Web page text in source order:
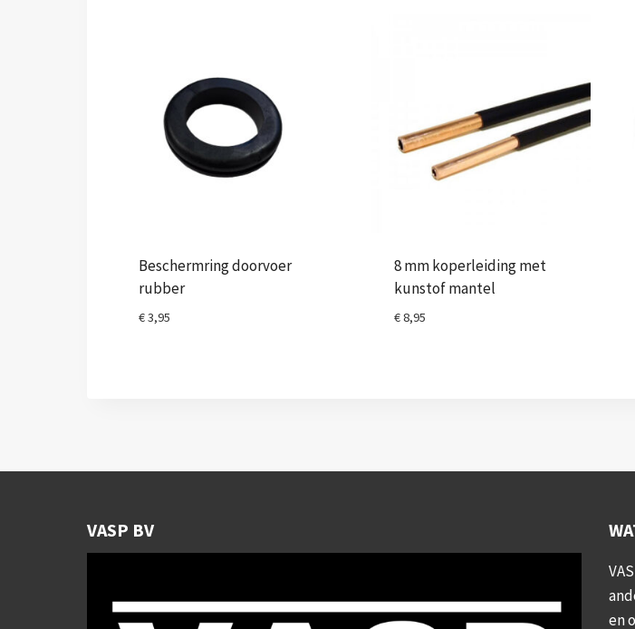
Beschermring doorvoer
rubber
€3,95
8 mm koperleiding met
kunstof mantel
€8,95
VASP BV
en